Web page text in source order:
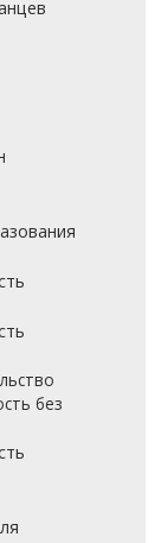
без